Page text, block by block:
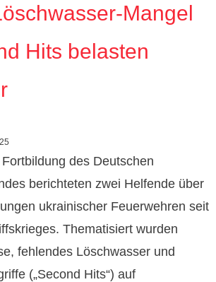
Mangel
Hits belasten
des Deutschen
berichteten zwei Helfende über
ukrainischer Feuerwehren seit
Thematisiert wurden
fehlendes Löschwasser und
(„Second Hits“) auf